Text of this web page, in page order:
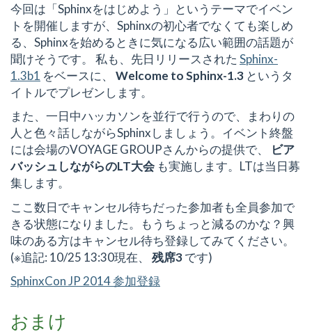
今回は「Sphinxをはじめよう」というテーマでイベン
トを開催しますが、Sphinxの初心者でなくても楽しめ
る、Sphinxを始めるときに気になる広い範囲の話題が
聞けそうです。 私も、先日リリースされた Sphinx-
1.3b1 をベースに、 Welcome to Sphinx-1.3 というタ
イトルでプレゼンします。
また、一日中ハッカソンを並行で行うので、まわりの
人と色々話しながらSphinxしましょう。イベント終盤
には会場のVOYAGE GROUPさんからの提供で、
ビア
バッシュしながらのLT大会 も実施します。LTは当日募
集します。
ここ数日でキャンセル待ちだった参加者も全員参加で
きる状態になりました。もうちょっと減るのかな？興
味のある方はキャンセル待ち登録してみてください。
(※追記: 10/25 13:30現在、 残席3です)
SphinxCon JP 2014 参加登録
おまけ